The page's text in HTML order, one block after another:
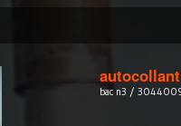
bac n3 /